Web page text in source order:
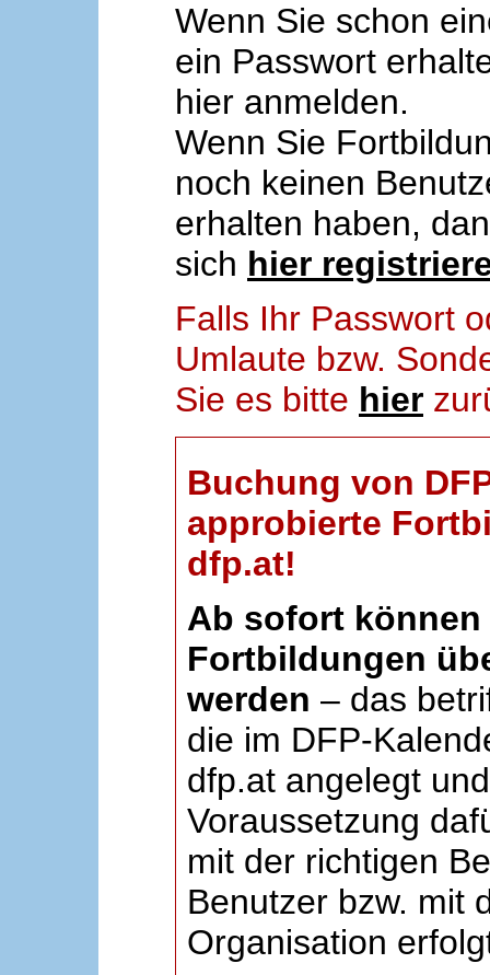
Wenn Sie schon
ein Passwort
hier anmelden.
Wenn Sie
noch keinen
erhalten haben,
sich hier
Falls Ihr Passwort
Umlaute bzw.
Sie es bitte hier
Buchung von
approbierte
dfp.at!
Ab sofort können
Fortbildungen
werden – das
die im DFP-
dfp.at angelegt
Voraussetzung
mit der richtigen
Benutzer bzw. mit
Organisation